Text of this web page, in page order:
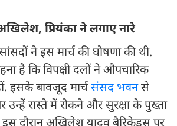
प्रियंका ने लगाए नारे
सांसदों ने इस मार्च की घोषणा की थी.
है कि विपक्षी दलों ने औपचारिक
इसके बावजूद मार्चसंसद भवनसे
उन्हें रास्ते में रोकने और सुरक्षा के पुख्ता
दौरान अखिलेश यादव बैरिकेड्स पर